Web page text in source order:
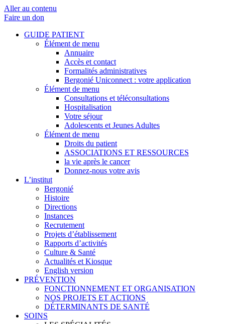
Aller au contenu
Faire un don
GUIDE PATIENT
Élément de menu
Annuaire
Accès et contact
Formalités administratives
Bergonié Uniconnect : votre application
Élément de menu
Consultations et téléconsultations
Hospitalisation
Votre séjour
Adolescents et Jeunes Adultes
Élément de menu
Droits du patient
ASSOCIATIONS ET RESSOURCES
la vie après le cancer
Donnez-nous votre avis
L’institut
Bergonié
Histoire
Directions
Instances
Recrutement
Projets d’établissement
Rapports d’activités
Culture & Santé
Actualités et Kiosque
English version
PRÉVENTION
FONCTIONNEMENT ET ORGANISATION
NOS PROJETS ET ACTIONS
DÉTERMINANTS DE SANTÉ
SOINS